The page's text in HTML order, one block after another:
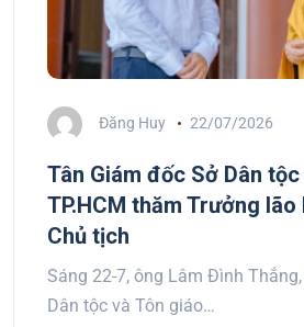
Đăng Huy 22/07/2026
Tân Giám đốc Sở Dân
TP.HCM thăm Trưởng
Chủ tịch
Sáng 22-7, ông Lâm Đình
Dân tộc và Tôn giáo…